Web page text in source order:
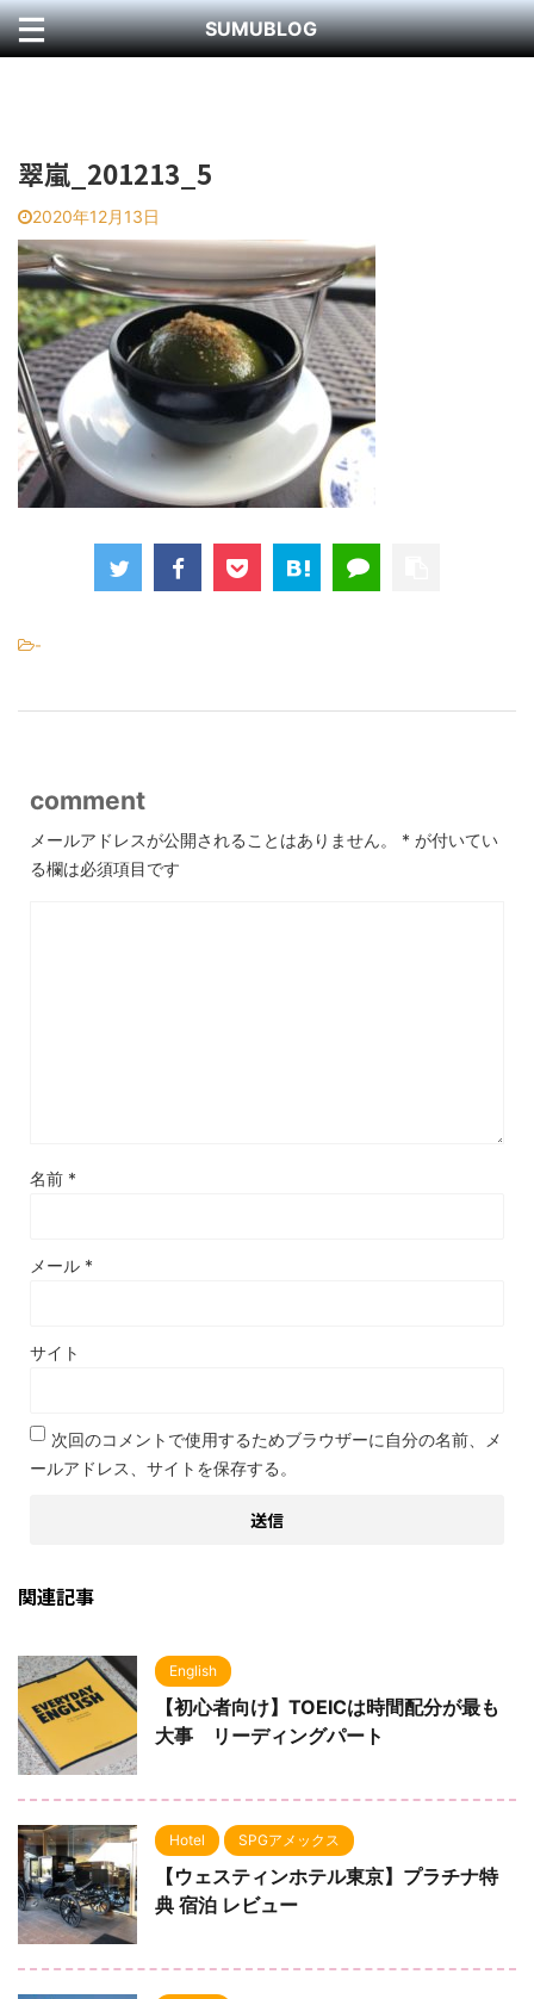
SUMUBLOG
翠嵐_201213_5
2020年12月13日
-
comment
メールアドレスが公開されることはありません。 * が付いてい
る欄は必須項目です
名前 *
メール *
サイト
次回のコメントで使用するためブラウザーに自分の名前、メ
ールアドレス、サイトを保存する。
関連記事
English
【初心者向け】TOEICは時間配分が最も
大事 リーディングパート
Hotel SPGアメックス
【ウェスティンホテル東京】プラチナ特
典 宿泊 レビュー